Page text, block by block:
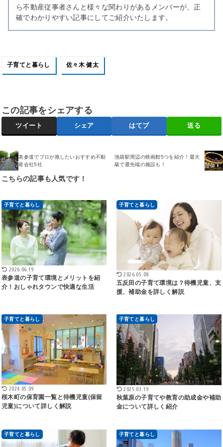
ら不動産従事者さんと様々な関わりがあるメンバーが、正
確でわかりやすい記事にしてご紹介いたします。
子育てと暮らし 佐々木 健太
この記事をシェアする
ツイート シェア はてブ 送る
表参道でプロが推したいおすすめ不動
産会社5社
池袋駅周辺の映画館5つを紹介！最大
級で最先端の施設も！
こちらの記事も人気です！
子育てと暮らし
2026.06.19
表参道の子育て環境とメリットを紹
介！おしゃれタウンで快適な生活
子育てと暮らし
2026.05.08
五反田の子育て環境は？待機児童、支
援、補助金を詳しく解説
子育てと暮らし
2024.05.09
桜木町の保育園一覧と待機児童(保留
児童)について詳しく解説
子育てと暮らし
2025.03.19
秋葉原の子育てや教育の助成金や補助
金について詳しく紹介
子育てと暮らし 子育てと暮らし